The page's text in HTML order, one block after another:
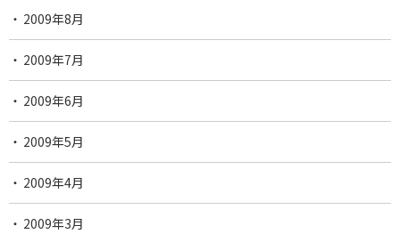
2009年8月
2009年7月
2009年6月
2009年5月
2009年4月
2009年3月